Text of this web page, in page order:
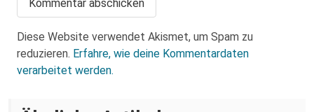
Diese Website verwendet Akismet, um Spam zu
reduzieren. Erfahre, wie deine Kommentardaten
verarbeitet werden.